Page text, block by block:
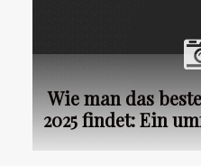
Wie man das
2025 findet: Ein